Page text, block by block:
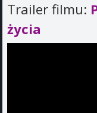
Trailer filmu:
życia